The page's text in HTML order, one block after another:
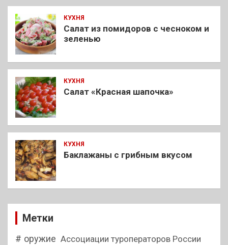
КУХНЯ
Салат из помидоров с чесноком и
зеленью
КУХНЯ
Салат «Красная шапочка»
КУХНЯ
Баклажаны с грибным вкусом
Метки
# оружие Ассоциации туроператоров России